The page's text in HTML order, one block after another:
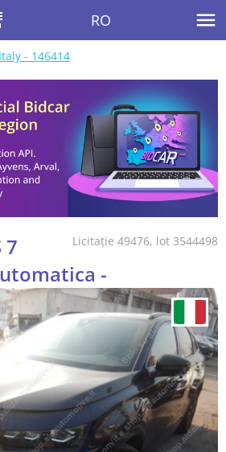
RO
- 146414
Licitație 49476, lot 3544498
7
-